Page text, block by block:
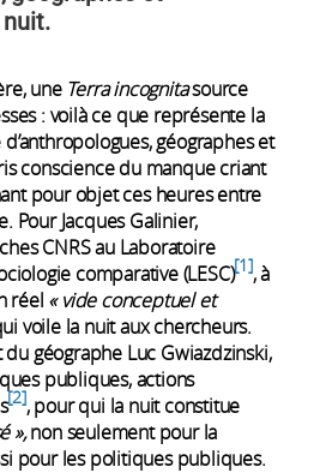
une Terra incognitasource
: voilà ce que représente la
géographes et
conscience du manque criant
pour objet ces heures entre
Pour Jacques Galinier,
CNRS au Laboratoire
comparative (LESC) 1 , à
réel « vide conceptuel et
voile la nuit aux chercheurs.
du géographe Luc Gwiazdzinski,
publiques, actions
2 , pour qui la nuit constitue
»,non seulement pour la
pour les politiques publiques.